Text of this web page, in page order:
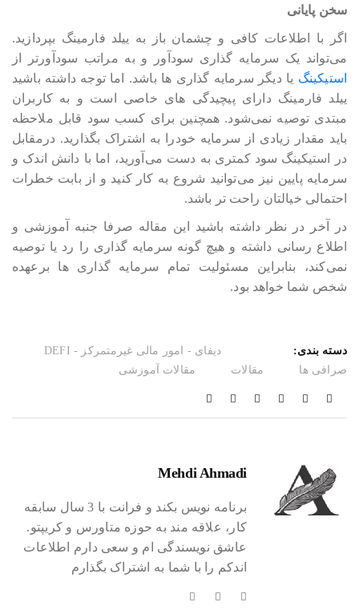
سخن پایانی
اگر با اطلاعات کافی و چشمان باز به ییلد فارمینگ بپردازید.
می‎‎‎‎‎‎‎‎تواند یک سرمایه گذاری سودآور و به مراتب سودآورتر از
استیکینگ یا دیگر سرمایه گذاری ها باشد. اما توجه داشته باشید
ییلد فارمینگ دارای پیچیدگی های خاصی است و به کاربران
مبتدی توصیه نمی‎‎‎‎‎‎‎شود. همچنین برای کسب سود قابل ملاحظه
باید مقدار زیادی از سرمایه خودرا به اشتراک بگذارید. درمقابل
در استیکینگ سود کمتری به دست می‎‎‎‎‎‎‎آورید، اما با دانش اندک و
سرمایه پایین نیز می‎‎‎‎‎‎‎توانید شروع به کار کنید و از بابت خطرات
احتمالی خیالتان راحت تر باشد.
در آخر در نظر داشته باشید این مقاله صرفا جنبه آموزشی و
اطلاع رسانی داشته و هیچ گونه سرمایه گذاری را رد یا توصیه
نمی‎‎‎‎‎‎‎کند، بنابراین مسئولیت تمام سرمایه گذاری ها برعهده
شخص شما خواهد بود.
دسته بندی:
دیفای - امور مالی غیرمتمرکز - DEFI
صرافی ها
مقالات مقالات آموزشی
Mehdi Ahmadi
برنامه نویس بکند و فرانت با 3 سال سابقه
کار، علاقه مند به حوزه متاورس و کریپتو.
عاشق نویسندگی ام و سعی دارم اطلاعات
اندکم را با شما به اشتراک بگذارم